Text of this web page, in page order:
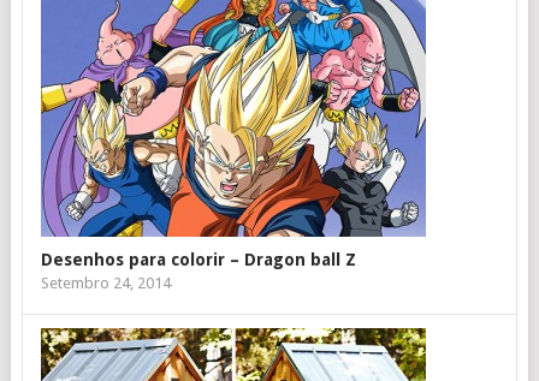
Desenhos para colorir – Dragon ball Z
Setembro 24, 2014